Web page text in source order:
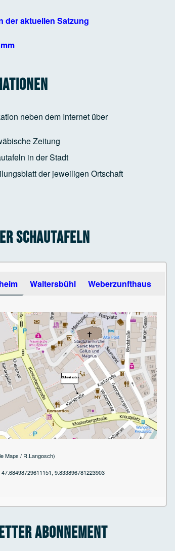
41818897-1-pane
41818897-2-pane
41818897-3-pane
41818897-4-pane
der aktuellen Satzung
neben dem Internet über
Zeitung
in der Stadt
der jeweiligen Ortschaft
Schautafeln
keys to navigate between tabs
Waltersbühl Weberzunfthaus
Maps / R.Langosch)
9.833896781223903
Abonnement